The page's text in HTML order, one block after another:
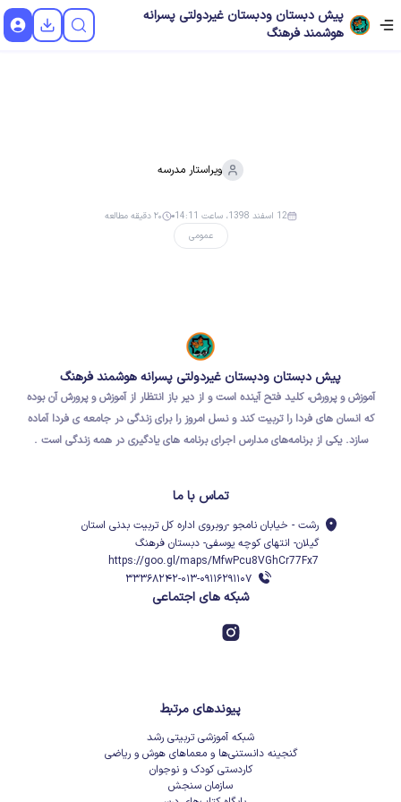
پیش دبستان ودبستان غیردولتی پسرانه
هوشمند فرهنگ
ویراستار مدرسه
عمومی
12 اسفند 1398، ساعت 14:11 ۲۰ دقیقه مطالعه
پیش دبستان ودبستان غیردولتی پسرانه هوشمند فرهنگ
آموزش و پرورش، کلید فتح آینده است و از دیر باز انتظار از آموزش و پرورش آن بوده
کهانسان های فردا را تربیت کند و نسل امروز را برایزندگی در جامعه ی فردا آماده
سازد. یکی از برنامه‌های مدارس اجرای برنامه های یادگیری در همه زندگی است .
تماس با ما
رشت - خیابان نامجو -روبروی اداره کل تربیت بدنی استان
گیلان- انتهای کوچه یوسفی- دبستان فرهنگ
https://goo.gl/maps/MfwPcu8VGhCr77Fx7
۳۳۳۶۸۲۴۲-۰۱۳-۰۹۱۱۶۲۹۱۱۰۷
شبکه های اجتماعی
پیوندهای مرتبط
شبکه آموزشی تربیتی رشد
گنجینه دانستنی‌ها و معماهای هوش و ریاضی
کاردستی کودک و نوجوان
سازمان سنجش